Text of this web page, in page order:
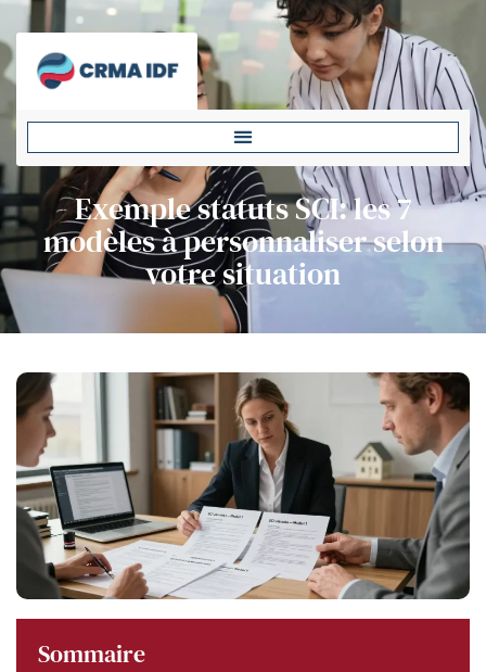
Exemple statuts SCI: les 7
modèles à personnaliser selon
votre situation
Sommaire